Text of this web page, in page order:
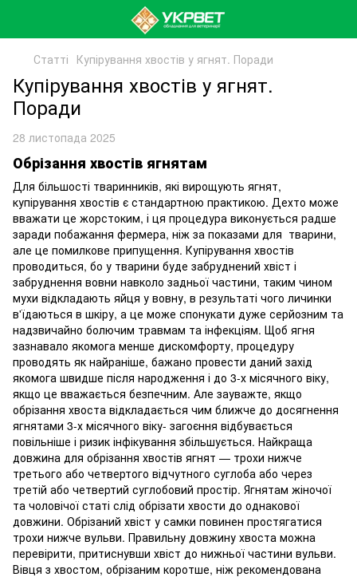
Статті Купірування хвостів у ягнят. Поради
Купірування хвостів у ягнят.
Поради
28 листопада 2025
Обрізання хвостів ягнятам
Для більшості тваринників, які вирощують ягнят,
купірування хвостів є стандартною практикою. Дехто може
вважати це жорстоким, і ця процедура виконується радше
заради побажання фермера, ніж за показами для тварини,
але це помилкове припущення. Купірування хвостів
проводиться, бо у тварини буде забруднений хвіст і
забруднення вовни навколо задньої частини, таким чином
мухи відкладають яйця у вовну, в результаті чого личинки
в'їдаються в шкіру, а це може спонукати дуже серйозним та
надзвичайно болючим травмам та інфекціям. Щоб ягня
зазнавало якомога менше дискомфорту, процедуру
проводять як найраніше, бажано провести даний захід
якомога швидше після народження і до 3-х місячного віку,
якщо це вважається безпечним. Але зауважте, якщо
обрізання хвоста відкладається чим ближче до досягнення
ягнятами 3-х місячного віку- загоєння відбувається
повільніше і ризик інфікування збільшується. Найкраща
довжина для обрізання хвостів ягнят — трохи нижче
третього або четвертого відчутного суглоба або через
третій або четвертий суглобовий простір. Ягнятам жіночої
та чоловічої статі слід обрізати хвости до однакової
довжини. Обрізаний хвіст у самки повинен простягатися
трохи нижче вульви. Правильну довжину хвоста можна
перевірити, притиснувши хвіст до нижньої частини вульви.
Вівця з хвостом, обрізаним коротше, ніж рекомендована